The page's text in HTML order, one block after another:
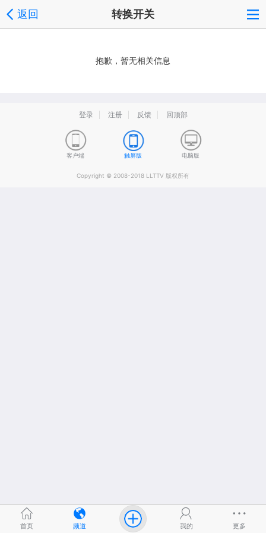
返回 转换开关
抱歉，暂无相关信息
登录 注册 反馈 回顶部
客户端 触屏版 电脑版
Copyright © 2008-2018 LLTTV 版权所有
首页 频道 我的 更多